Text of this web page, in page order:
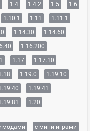
1.4 1.4.2 1.5
1.6
1.10.1 1.11
1.11.1
1.14.30
1.14.60
1.16.200
1.17
1.17.10
1.19.0
1.19.10
1.19.41
1.20
модами
с мини играми